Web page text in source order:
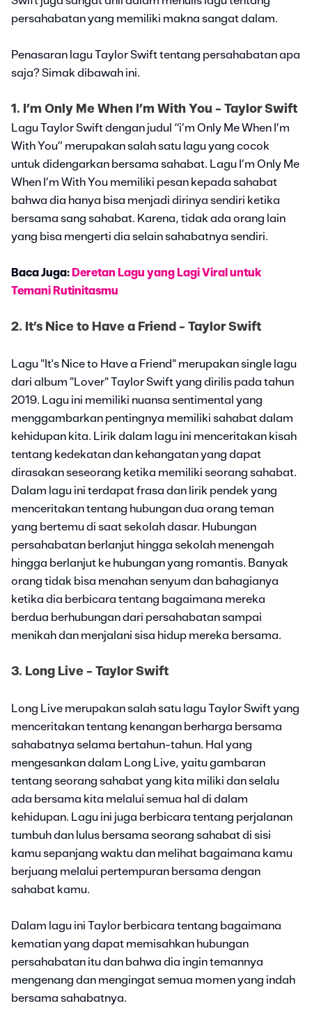
persahabatan yang memiliki makna sangat dalam.
Penasaran lagu Taylor Swift tentang persahabatan apa
saja? Simak dibawah ini.
1. I’m Only Me When I’m With You - Taylor Swift
Lagu Taylor Swift dengan judul “i’m Only Me When I’m
With You” merupakan salah satu lagu yang cocok
untuk didengarkan bersama sahabat. Lagu I’m Only Me
When I’m With You memiliki pesan kepada sahabat
bahwa dia hanya bisa menjadi dirinya sendiri ketika
bersama sang sahabat. Karena, tidak ada orang lain
yang bisa mengerti dia selain sahabatnya sendiri.
Baca Juga: Deretan Lagu yang Lagi Viral untuk
Temani Rutinitasmu
2. It’s Nice to Have a Friend - Taylor Swift
Lagu "It's Nice to Have a Friend" merupakan single lagu
dari album "Lover" Taylor Swift yang dirilis pada tahun
2019. Lagu ini memiliki nuansa sentimental yang
menggambarkan pentingnya memiliki sahabat dalam
kehidupan kita. Lirik dalam lagu ini menceritakan kisah
tentang kedekatan dan kehangatan yang dapat
dirasakan seseorang ketika memiliki seorang sahabat.
Dalam lagu ini terdapat frasa dan lirik pendek yang
menceritakan tentang hubungan dua orang teman
yang bertemu di saat sekolah dasar. Hubungan
persahabatan berlanjut hingga sekolah menengah
hingga berlanjut ke hubungan yang romantis. Banyak
orang tidak bisa menahan senyum dan bahagianya
ketika dia berbicara tentang bagaimana mereka
berdua berhubungan dari persahabatan sampai
menikah dan menjalani sisa hidup mereka bersama.
3. Long Live - Taylor Swift
Long Live merupakan salah satu lagu Taylor Swift yang
menceritakan tentang kenangan berharga bersama
sahabatnya selama bertahun-tahun. Hal yang
mengesankan dalam Long Live, yaitu gambaran
tentang seorang sahabat yang kita miliki dan selalu
ada bersama kita melalui semua hal di dalam
kehidupan. Lagu ini juga berbicara tentang perjalanan
tumbuh dan lulus bersama seorang sahabat di sisi
kamu sepanjang waktu dan melihat bagaimana kamu
berjuang melalui pertempuran bersama dengan
sahabat kamu.
Dalam lagu ini Taylor berbicara tentang bagaimana
kematian yang dapat memisahkan hubungan
persahabatan itu dan bahwa dia ingin temannya
mengenang dan mengingat semua momen yang indah
bersama sahabatnya.